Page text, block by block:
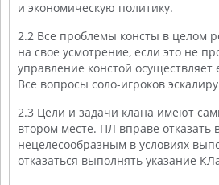
и экономическую политику.
2.2 Все проблемы консты в целом
на свое усмотрение, если это не
управление констой осуществляет
Все вопросы соло-игроков
2.3 Цели и задачи клана имеют
втором месте. ПЛ вправе
нецелесообразным в условиях
отказаться выполнять указание